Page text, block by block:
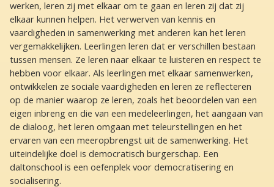
werken, leren zij met elkaar om te gaan en leren zij dat zij
elkaar kunnen helpen. Het verwerven van kennis en
vaardigheden in samenwerking met anderen kan het leren
vergemakkelijken. Leerlingen leren dat er verschillen bestaan
tussen mensen. Ze leren naar elkaar te luisteren en respect te
hebben voor elkaar. Als leerlingen met elkaar samenwerken,
ontwikkelen ze sociale vaardigheden en leren ze reflecteren
op de manier waarop ze leren, zoals het beoordelen van een
eigen inbreng en die van een medeleerlingen, het aangaan van
de dialoog, het leren omgaan met teleurstellingen en het
ervaren van een meeropbrengst uit de samenwerking. Het
uiteindelijke doel is democratisch burgerschap. Een
daltonschool is een oefenplek voor democratisering en
socialisering.